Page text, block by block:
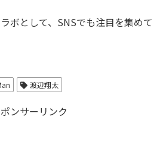
ボとして、SNSでも注目を集めて
渡辺翔太
ンサーリンク